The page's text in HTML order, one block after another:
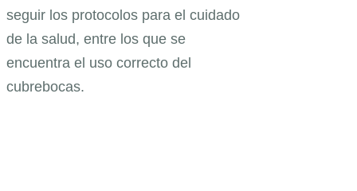
seguir los protocolos para el cuidado
de la salud, entre los que se
encuentra el uso correcto del
cubrebocas.